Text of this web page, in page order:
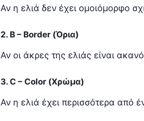
Αν η ελιά δεν έχει ομοιόμορφο
2. B – Border (Όρια)
Αν οι άκρες της ελιάς είναι
3. C – Color (Χρώμα)
Αν η ελιά έχει περισσότερα